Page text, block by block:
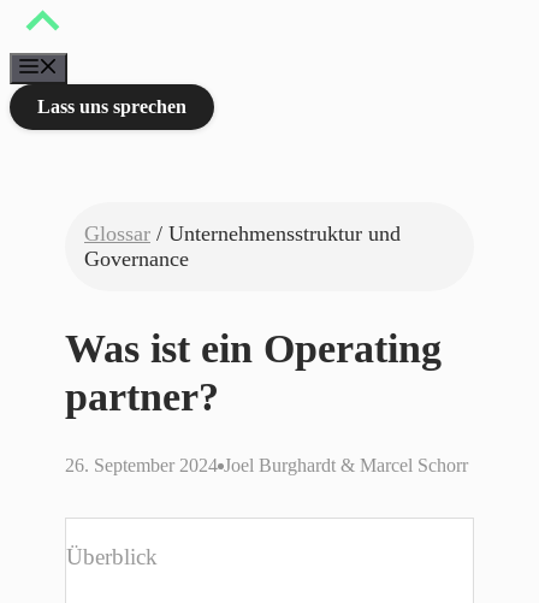
Zum
springen
Lass uns sprechen
Glossar / Unternehmensstruktur und
Governance
Was ist ein Operating
partner?
26. September 2024 Joel Burghardt & Marcel Schorr
Überblick